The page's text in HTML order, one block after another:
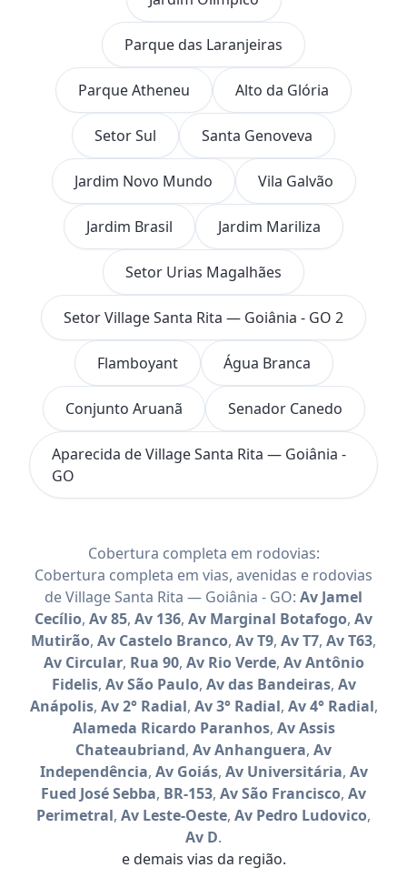
Parque das Laranjeiras
Parque Atheneu Alto da Glória
Setor Sul Santa Genoveva
Jardim Novo Mundo Vila Galvão
Jardim Brasil Jardim Mariliza
Setor Urias Magalhães
Setor Village Santa Rita — Goiânia - GO 2
Flamboyant Água Branca
Conjunto Aruanã Senador Canedo
Aparecida de Village Santa Rita — Goiânia -
GO
Cobertura completa em rodovias:
Cobertura completa em vias, avenidas e rodovias
de Village Santa Rita — Goiânia - GO: Av Jamel
Cecílio, Av 85, Av 136, Av Marginal Botafogo, Av
Mutirão, Av Castelo Branco, Av T9, Av T7, Av T63,
Av Circular, Rua 90, Av Rio Verde, Av Antônio
Fidelis, Av São Paulo, Av das Bandeiras, Av
Anápolis, Av 2° Radial, Av 3° Radial, Av 4° Radial,
Alameda Ricardo Paranhos, Av Assis
Chateaubriand, Av Anhanguera, Av
Independência, Av Goiás, Av Universitária, Av
Fued José Sebba, BR-153, Av São Francisco, Av
Perimetral, Av Leste-Oeste, Av Pedro Ludovico,
Av D.
e demais vias da região.